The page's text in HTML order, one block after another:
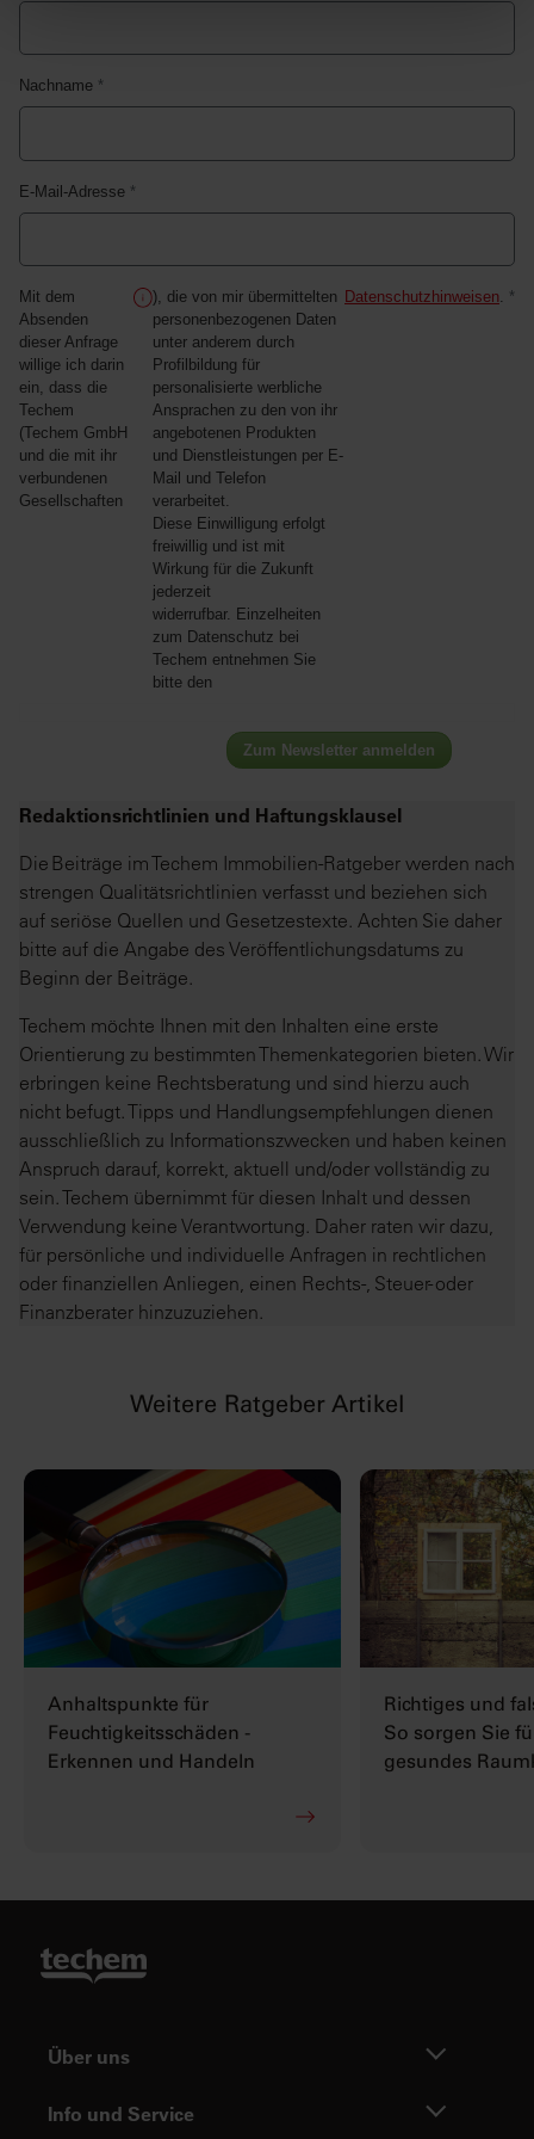
*
Nachname
*
E-Mail-Adresse
*
Mit dem
Absenden
dieser Anfrage
willige ich darin
ein, dass die
Techem
(Techem GmbH
und die mit ihr
verbundenen
Gesellschaften
), die von mir übermittelten
personenbezogenen Daten
unter anderem durch
Profilbildung für
personalisierte werbliche
Ansprachen zu den von ihr
angebotenen Produkten
und Dienstleistungen per E-
Mail und Telefon
verarbeitet.
Diese Einwilligung erfolgt
freiwillig und ist mit
Wirkung für die Zukunft
jederzeit
widerrufbar. Einzelheiten
zum Datenschutz bei
Techem entnehmen Sie
bitte den
Datenschutzhinweisen
Zum Newsletter anmelden
Redaktionsrichtlinien und Haftungsklausel
Die Beiträge im Techem Immobilien-Ratgeber werden nach
strengen Qualitätsrichtlinien verfasst und beziehen sich
auf seriöse Quellen und Gesetzestexte. Achten Sie daher
bitte auf die Angabe des Veröffentlichungsdatums zu
Beginn der Beiträge.
Techem möchte Ihnen mit den Inhalten eine erste
Orientierung zu bestimmten Themenkategorien bieten. Wir
erbringen keine Rechtsberatung und sind hierzu auch
nicht befugt. Tipps und Handlungsempfehlungen dienen
ausschließlich zu Informationszwecken und haben keinen
Anspruch darauf, korrekt, aktuell und/oder vollständig zu
sein. Techem übernimmt für diesen Inhalt und dessen
Verwendung keine Verantwortung. Daher raten wir dazu,
für persönliche und individuelle Anfragen in rechtlichen
oder finanziellen Anliegen, einen Rechts-, Steuer- oder
Finanzberater hinzuzuziehen.
Weitere Ratgeber Artikel
Anhaltspunkte für
Feuchtigkeitsschäden -
Erkennen und Handeln
Richtiges und
So sorgen Sie
gesundes
Über uns
Info und Service